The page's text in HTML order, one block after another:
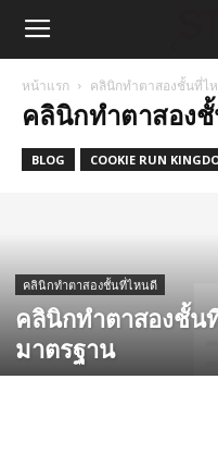
หน้าแรก คลินิกทำตาสองชั้นที่ไ
คลินิกทำตาสอง
BLOG COOKIE RUN
คลินิกทำตาสองชั้นที่ไหนดี
คลินิกทำตาสองชั้น
มาตรฐาน